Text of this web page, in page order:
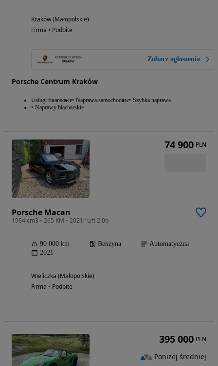
Kraków (Małopolskie)
Firma • Podbite
Zobacz ogłoszenia
Porsche Centrum Kraków
Usługi finansowe Naprawa samochodów Szybka naprawa
Naprawy blacharskie
Porsche Macan
1984 cm3 • 265 KM • 2021r Lift 2.0b
90 000 km Benzyna
Automatyczna
2021
Wieliczka (Małopolskie)
Firma • Podbite
74 900 PLN
395 000 PLN
Poniżej średniej